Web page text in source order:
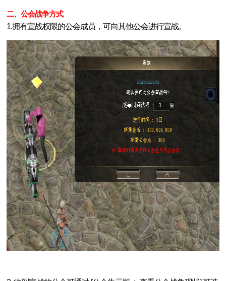
新挑战
二、公会战争方式
1.拥有宣战权限的公会成员，可向其他公会进行宣战。